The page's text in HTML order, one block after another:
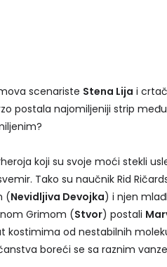
scenariste Stena Lija i
postala najomiljeniji strip
koji su svoje moći stekli
Tako su naučnik Rid
(Nevidljiva Devojka) i njen
Grimom (Stvor) postali
kostimima od nestabilnih
boreći se sa raznim